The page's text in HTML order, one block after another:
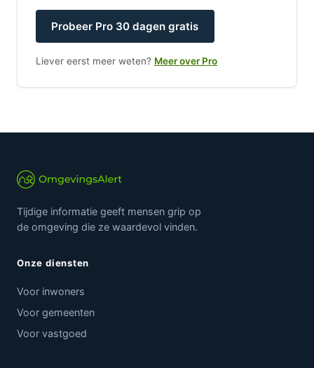
Probeer Pro 30 dagen gratis
Liever eerst meer weten? Meer over Pro
Tijdige informatie geeft mensen grip op
de omgeving die ze waardevol vinden.
Onze diensten
Voor inwoners
Voor gemeenten
Voor vastgoed